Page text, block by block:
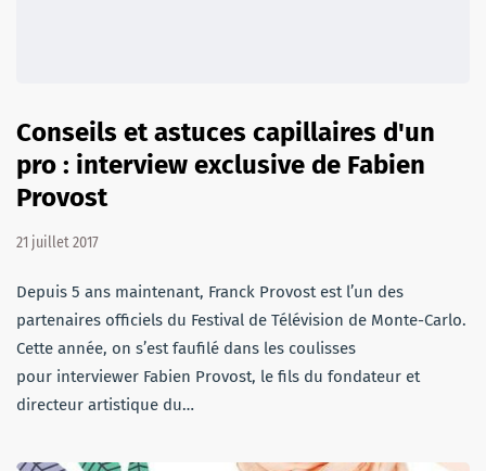
Conseils et astuces capillaires d'un
pro : interview exclusive de Fabien
Provost
21 juillet 2017
Depuis 5 ans maintenant, Franck Provost est l’un des
partenaires officiels du Festival de Télévision de Monte-Carlo.
Cette année, on s’est faufilé dans les coulisses
pour interviewer Fabien Provost, le fils du fondateur et
directeur artistique du…